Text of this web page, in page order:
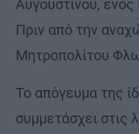
Αυγουστίνου,
Πριν από την
Μητροπολίτου
Το απόγευμα της
συμμετάσχει στις